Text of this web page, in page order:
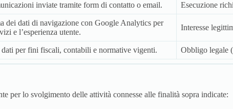
inviate tramite form di contatto o email. Esecuzione
dei dati di navigazione con Google Analytics per
e l’esperienza utente.
Interesse
dati per fini fiscali, contabili e normative vigenti. Obbligo legale
per lo svolgimento delle attività connesse alle finalità sopra indicate: